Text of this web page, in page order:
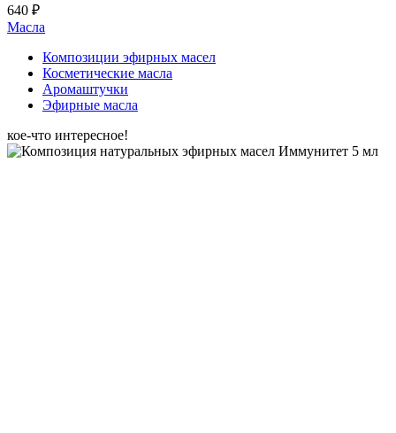
640 ₽
Масла
Композиции эфирных масел
Косметические масла
Аромаштучки
Эфирные масла
кое-что интересное!